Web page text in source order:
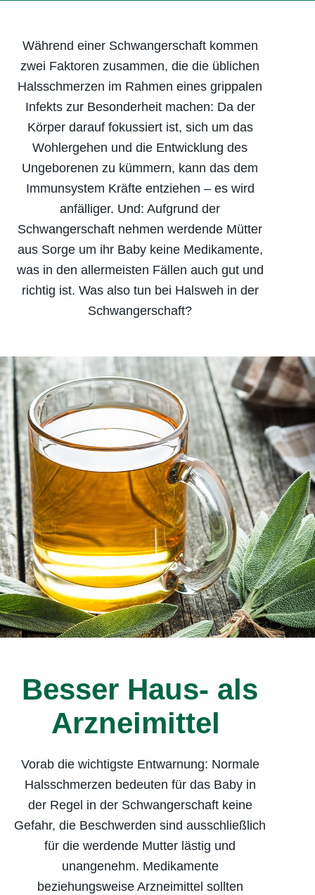
Während einer Schwangerschaft kommen
zwei Faktoren zusammen, die die üblichen
Halsschmerzen im Rahmen eines grippalen
Infekts zur Besonderheit machen: Da der
Körper darauf fokussiert ist, sich um das
Wohlergehen und die Entwicklung des
Ungeborenen zu kümmern, kann das dem
Immunsystem Kräfte entziehen – es wird
anfälliger. Und: Aufgrund der
Schwangerschaft nehmen werdende Mütter
aus Sorge um ihr Baby keine Medikamente,
was in den allermeisten Fällen auch gut und
richtig ist. Was also tun bei Halsweh in der
Schwangerschaft?
Besser Haus- als
Arzneimittel
Vorab die wichtigste Entwarnung: Normale
Halsschmerzen bedeuten für das Baby in
der Regel in der Schwangerschaft keine
Gefahr, die Beschwerden sind ausschließlich
für die werdende Mutter lästig und
unangenehm. Medikamente
beziehungsweise Arzneimittel sollten